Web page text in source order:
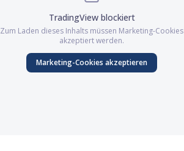
TradingViewblockiert
Zum Laden dieses Inhalts müssen Marketing-Cookies
akzeptiert werden.
Marketing-Cookies akzeptieren